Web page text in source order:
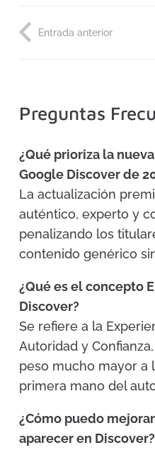
Entrada anterior
Preguntas
¿Qué prioriza la
Google Discover de
La actualización
auténtico, experto y
penalizando los
contenido genérico
¿Qué es el concepto
Discover?
Se refiere a la
Autoridad y
peso mucho mayor a
primera mano del
¿Cómo puedo
aparecer en Discover?